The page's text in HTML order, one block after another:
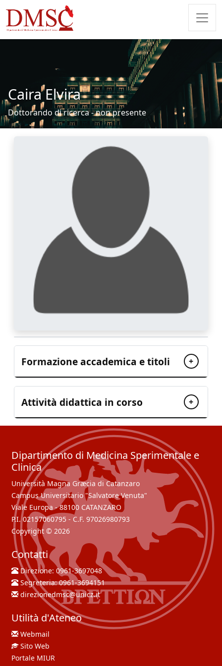
Caira Elvira
Dottorando di ricerca - non presente
Formazione accademica e titoli +
Attività didattica in corso +
Dipartimento di Medicina Sperimentale e
Clinica
Università Magna Græcia di Catanzaro
Campus Universitario "Salvatore Venuta"
Viale Europa - 88100 CATANZARO
P.I. 02157060795 - C.F. 97026980793
Copyright © 2026
Contatti
Direzione:0961-3697048
Segreteria:0961-3694151
direzionedmsc@unicz.it
Utilità d'Ateneo
Webmail
Sito Web
Portale MIUR